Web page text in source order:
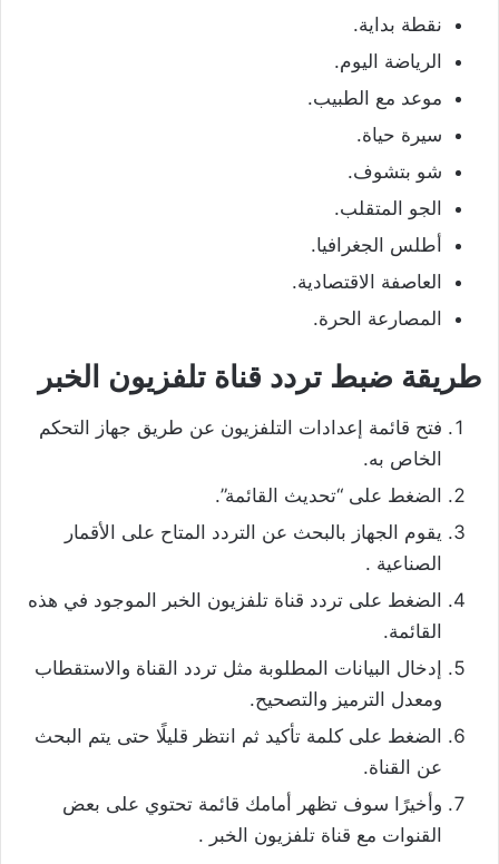
نقطة بداية.
الرياضة اليوم.
موعد مع الطبيب.
سيرة حياة.
شو بتشوف.
الجو المتقلب.
أطلس الجغرافيا.
العاصفة الاقتصادية.
المصارعة الحرة.
طريقة ضبط تردد قناة تلفزيون الخبر
فتح قائمة إعدادات التلفزيون عن طريق جهاز التحكم
الخاص به.
الضغط على “تحديث القائمة”.
يقوم الجهاز بالبحث عن التردد المتاح على الأقمار
الصناعية .
الضغط على تردد قناة تلفزيون الخبر الموجود في هذه
القائمة.
إدخال البيانات المطلوبة مثل تردد القناة والاستقطاب
ومعدل الترميز والتصحيح.
الضغط على كلمة تأكيد ثم انتظر قليلًا حتى يتم البحث
عن القناة.
وأخيرًا سوف تظهر أمامك قائمة تحتوي على بعض
القنوات مع قناة تلفزيون الخبر .